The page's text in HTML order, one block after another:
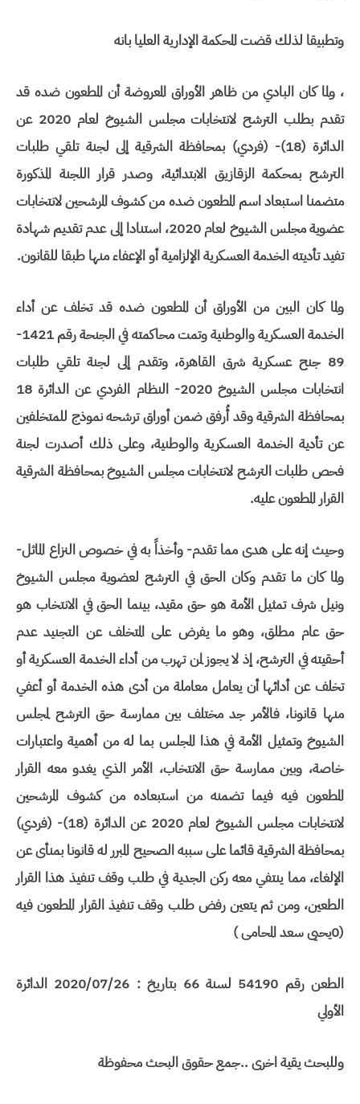
وتطبيقا لذلك قضت المحكمة الإدارية العليا بانه
، ولما كان البادي من ظاهر الأوراق المعروضة أن المطعون ضده قد
تقدم بطلب الترشح لانتخابات مجلس الشيوخ لعام 2020 عن
الدائرة (18)- (فردي) بمحافظة الشرقية إلى لجنة تلقي طلبات
الترشح بمحكمة الزقازيق الابتدائية، وصدر قرار اللجنة المذكورة
متضمنا استبعاد اسم المطعون ضده من كشوف المرشحين لانتخابات
عضوية مجلس الشيوخ لعام 2020، استنادا إلى عدم تقديم شهادة
تفيد تأديته الخدمة العسكرية الإلزامية أو الإعفاء منها طبقا للقانون.
ولما كان البين من الأوراق أن المطعون ضده قد تخلف عن أداء
الخدمة العسكرية والوطنية وتمت محاكمته في الجنحة رقم 1421-
89 جنح عسكرية شرق القاهرة، وتقدم إلى لجنة تلقي طلبات
انتخابات مجلس الشيوخ 2020- النظام الفردي عن الدائرة 18
بمحافظة الشرقية وقد أُرفق ضمن أوراق ترشحه نموذج للمتخلفين
عن تأدية الخدمة العسكرية والوطنية، وعلى ذلك أصدرت لجنة
فحص طلبات الترشح لانتخابات مجلس الشيوخ بمحافظة الشرقية
القرار المطعون عليه.
وحيث إنه على هدى مما تقدم- وأخذاً به في خصوص النزاع الماثل-
ولما كان ما تقدم وكان الحق في الترشح لعضوية مجلس الشيوخ
ونيل شرف تمثيل الأمة هو حق مقيد، بينما الحق في الانتخاب هو
حق عام مطلق، وهو ما يفرض على المتخلف عن التجنيد عدم
أحقيته في الترشح، إذ لا يجوز لمن تهرب من أداء الخدمة العسكرية أو
تخلف عن أدائها أن يعامل معاملة من أدى هذه الخدمة أو أعفي
منها قانونا، فالأمر جد مختلف بين ممارسة حق الترشح لمجلس
الشيوخ وتمثيل الأمة في هذا المجلس بما له من أهمية واعتبارات
خاصة، وبين ممارسة حق الانتخاب، الأمر الذي يغدو معه القرار
المطعون فيه فيما تضمنه من استبعاده من كشوف المرشحين
لانتخابات مجلس الشيوخ لعام 2020 عن الدائرة (18)- (فردي)
بمحافظة الشرقية قائما على سببه الصحيح المبرر له قانونا بمنأى عن
الإلغاء، مما ينتفي معه ركن الجدية في طلب وقف تنفيذ هذا القرار
الطعين، ومن ثم يتعين رفض طلب وقف تنفيذ القرار المطعون فيه
(0يحيى سعد المحامى )
الطعن رقم 54190 لسنة 66 بتاريخ : 2020/07/26 الدائرة
الأولي
وللبحث يقية اخرى ..جمع حقوق البحث محفوظة